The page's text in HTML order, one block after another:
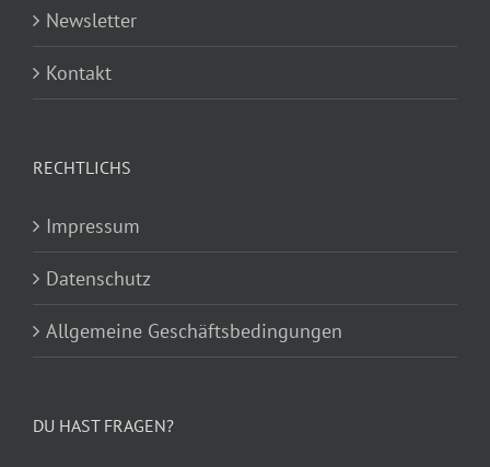
Newsletter
Kontakt
RECHTLICHS
Impressum
Datenschutz
Allgemeine Geschäftsbedingungen
DU HAST FRAGEN?